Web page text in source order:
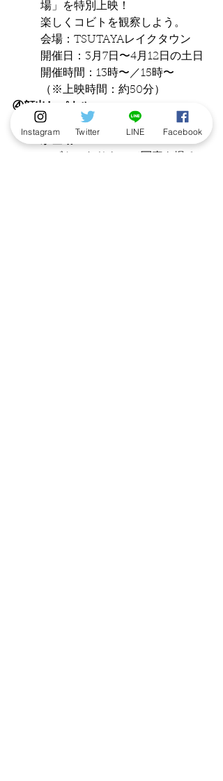
場」を特別上映！
楽しくコビトを観察しよう。
会場：TSUTAYAレイクタウン
開催日：3月7日〜4月12日の土日
開催時間：13時〜／15時〜
（※上映時間：約50分）
④顔出しパネル
コビトが大集合した顔出しパネル
が登場！
Instagram Twitter LINE Facebook